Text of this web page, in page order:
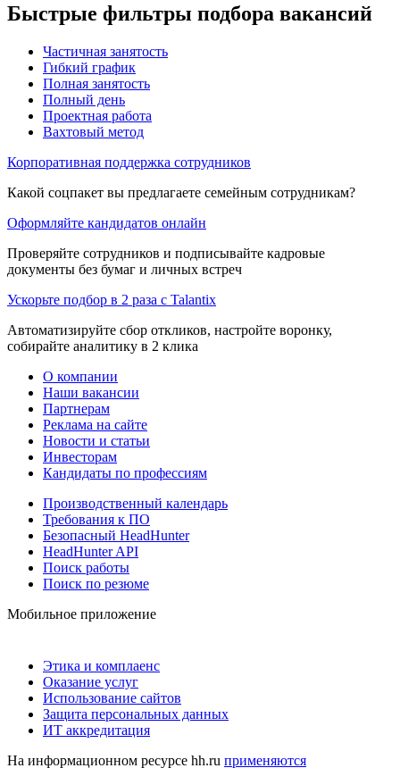
Быстрые фильтры подбора вакансий
Частичная занятость
Гибкий график
Полная занятость
Полный день
Проектная работа
Вахтовый метод
Корпоративная поддержка сотрудников
Какой соцпакет вы предлагаете семейным сотрудникам?
Оформляйте кандидатов онлайн
Проверяйте сотрудников и подписывайте кадровые
документы без бумаг и личных встреч
Ускорьте подбор в 2 раза с Talantix
Автоматизируйте сбор откликов, настройте воронку,
собирайте аналитику в 2 клика
О компании
Наши вакансии
Партнерам
Реклама на сайте
Новости и статьи
Инвесторам
Кандидаты по профессиям
Производственный календарь
Требования к ПО
Безопасный HeadHunter
HeadHunter API
Поиск работы
Поиск по резюме
Мобильное приложение
Этика и комплаенс
Оказание услуг
Использование сайтов
Защита персональных данных
ИТ аккредитация
На информационном ресурсе hh.ru применяются